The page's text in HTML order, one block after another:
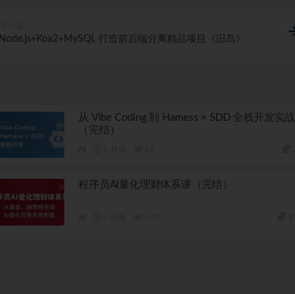
Node.js+Koa2+MySQL 打造前后端分离精品项目《旧岛》
从 Vibe Coding 到 Harness × SDD 全栈开发实战
（完结）
程序员AI量化理财体系课（完结）